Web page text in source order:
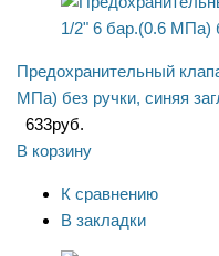
Предохранительный
МПа) без ручки, синяя
633руб.
В корзину
К сравнению
В закладки